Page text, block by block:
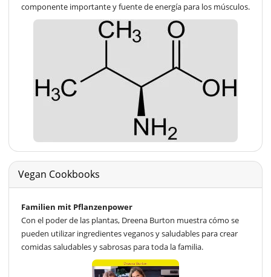
componente importante y fuente de energía para los músculos.
Vegan Cookbooks
Familien mit Pflanzenpower
Con el poder de las plantas, Dreena Burton muestra cómo se
pueden utilizar ingredientes veganos y saludables para crear
comidas saludables y sabrosas para toda la familia.